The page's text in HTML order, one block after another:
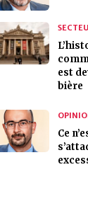
est
bière
Ce